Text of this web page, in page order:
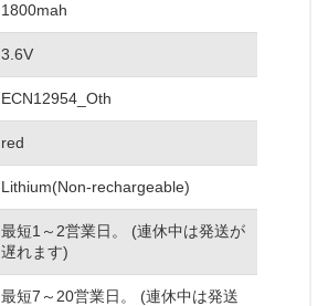
1800mah
3.6V
ECN12954_Oth
red
Lithium(Non-rechargeable)
最短1～2営業日。 (連休中は発送が
遅れます)
最短7～20営業日。 (連休中は発送